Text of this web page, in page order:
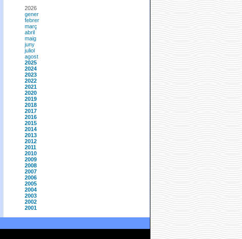
2026
gener
febrer
març
abril
maig
juny
juliol
agost
2025
2024
2023
2022
2021
2020
2019
2018
2017
2016
2015
2014
2013
2012
2011
2010
2009
2008
2007
2006
2005
2004
2003
2002
2001